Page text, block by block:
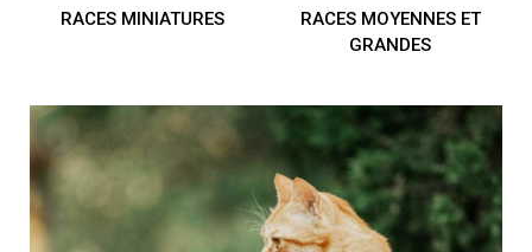
RACES MINIATURES
RACES MOYENNES ET
GRANDES